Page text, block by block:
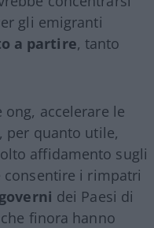
gli emigranti
a partire, tanto
ong, accelerare le
per quanto utile,
affidamento sugli
i rimpatri
dei Paesi di
finora hanno